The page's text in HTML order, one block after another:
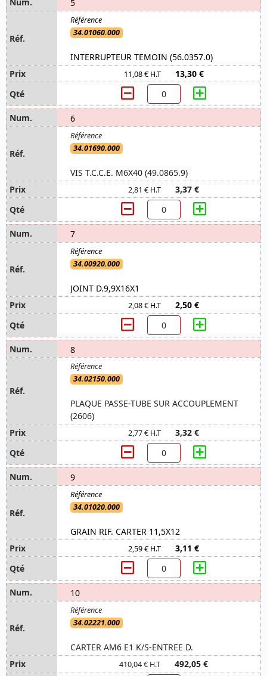
5
34.01060.000
INTERRUPTEUR TEMOIN (56.0357.0)
11,08 € H.T 13,30 €
6
34.01690.000
VIS T.C.C.E. M6X40 (49.0865.9)
2,81 € H.T 3,37 €
7
34.00920.000
JOINT D.9,9X16X1
2,08 € H.T 2,50 €
8
34.02150.000
PLAQUE PASSE-TUBE SUR ACCOUPLEMENT
(2606)
2,77 € H.T 3,32 €
9
34.01020.000
GRAIN RIF. CARTER 11,5X12
2,59 € H.T 3,11 €
10
34.02221.000
CARTER AM6 E1 K/S-ENTREE D.
410,04 € H.T 492,05 €